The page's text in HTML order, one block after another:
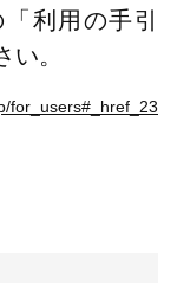
利用の手引
。
for_users#_href_23